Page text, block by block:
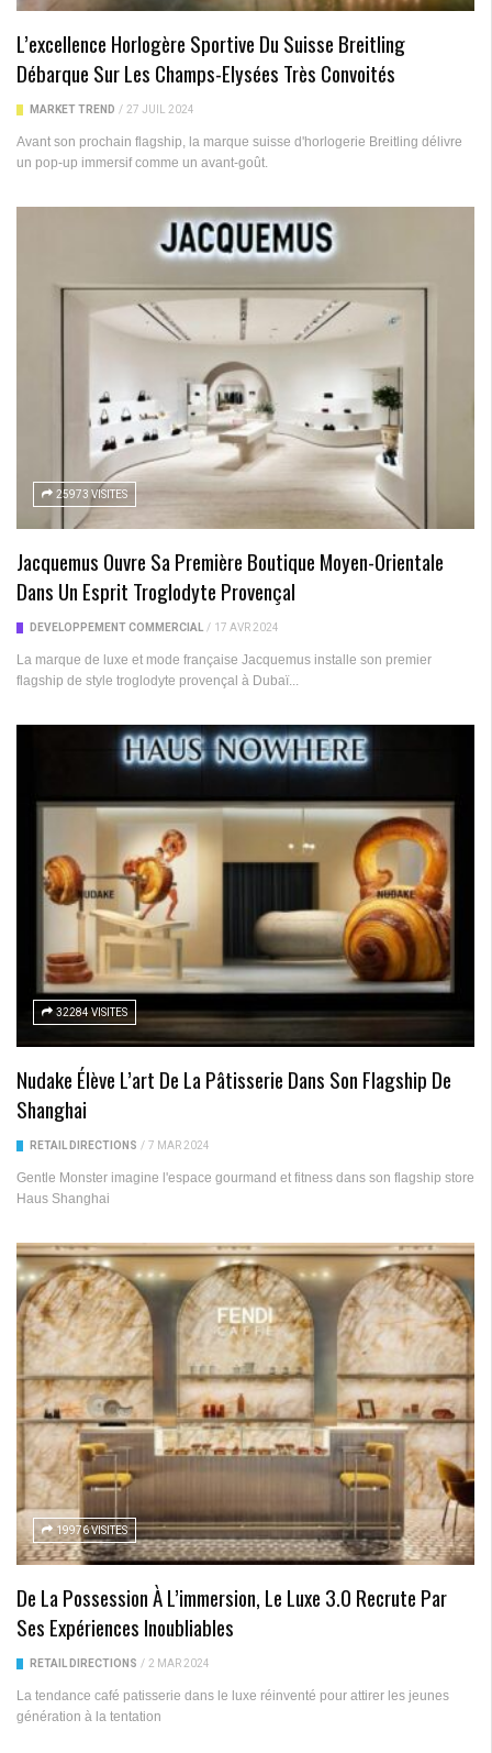
L’excellence Horlogère Sportive Du Suisse Breitling
Débarque Sur Les Champs-Elysées Très Convoités
MARKET TREND / 27 JUIL 2024
Avant son prochain flagship, la marque suisse d'horlogerie Breitling délivre
un pop-up immersif comme un avant-goût.
25973 VISITES
Jacquemus Ouvre Sa Première Boutique Moyen-Orientale
Dans Un Esprit Troglodyte Provençal
DÉVELOPPEMENT COMMERCIAL / 17 AVR 2024
La marque de luxe et mode française Jacquemus installe son premier
flagship de style troglodyte provençal à Dubaï...
32284 VISITES
Nudake Élève L’art De La Pâtisserie Dans Son Flagship De
Shanghai
RETAIL DIRECTIONS / 7 MAR 2024
Gentle Monster imagine l'espace gourmand et fitness dans son flagship store
Haus Shanghai
19976 VISITES
De La Possession À L’immersion, Le Luxe 3.0 Recrute Par
Ses Expériences Inoubliables
RETAIL DIRECTIONS / 2 MAR 2024
La tendance café patisserie dans le luxe réinventé pour attirer les jeunes
génération à la tentation